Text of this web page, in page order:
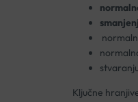
Ključne